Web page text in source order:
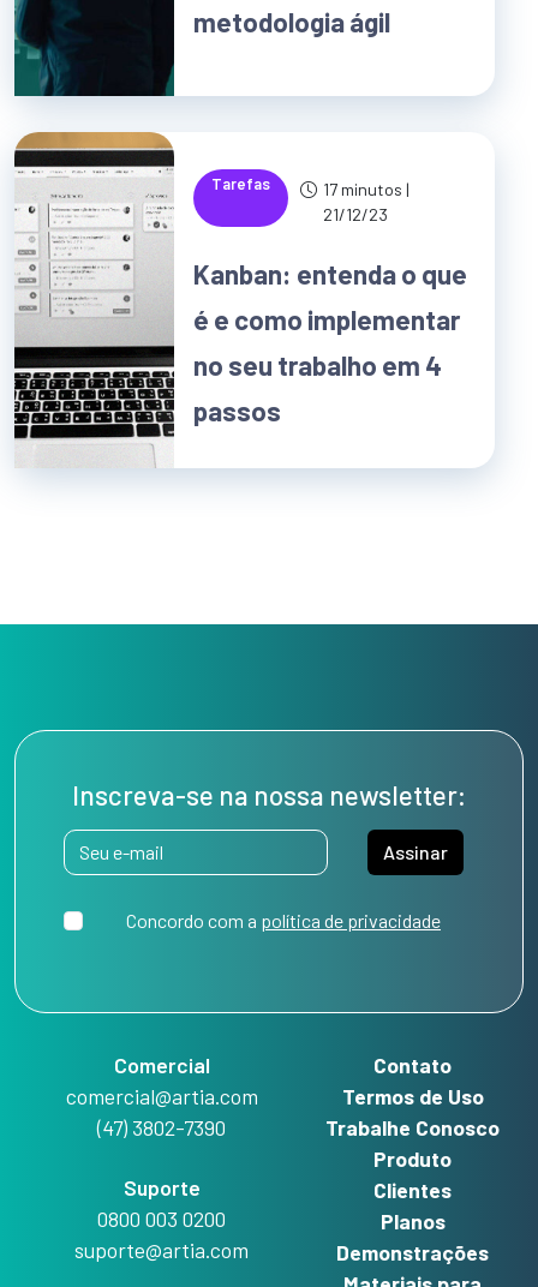
metodologia ágil
Tarefas
17 minutos |
21/12/23
Kanban: entenda o que
é e como implementar
no seu trabalho em 4
passos
Inscreva-se na nossa newsletter:
Assinar
Concordo com a política de privacidade
Comercial
comercial@artia.com
(47) 3802-7390
Suporte
0800 003 0200
suporte@artia.com
Contato
Termos de Uso
Trabalhe Conosco
Produto
Clientes
Planos
Demonstrações